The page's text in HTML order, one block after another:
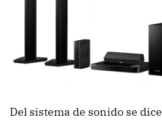
Del sistema de sonido se